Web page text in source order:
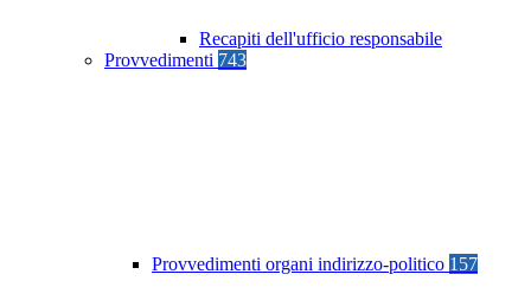
Recapiti dell'ufficio responsabile
Provvedimenti 743
Provvedimenti organi indirizzo-politico 157